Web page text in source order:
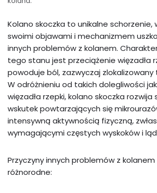
Kolano skoczka to unikalne schorzenie,
swoimi objawami i mechanizmem
innych problemów z kolanem.
tego stanu jest przeciążenie więzadła
powoduje ból, zazwyczaj zlokalizowany
W odróżnieniu od takich dolegliwości
więzadła rzepki, kolano skoczka rozwija
wskutek powtarzających się
intensywną aktywnością fizyczną,
wymagającymi częstych wyskoków i
Przyczyny innych problemów z
różnorodne: